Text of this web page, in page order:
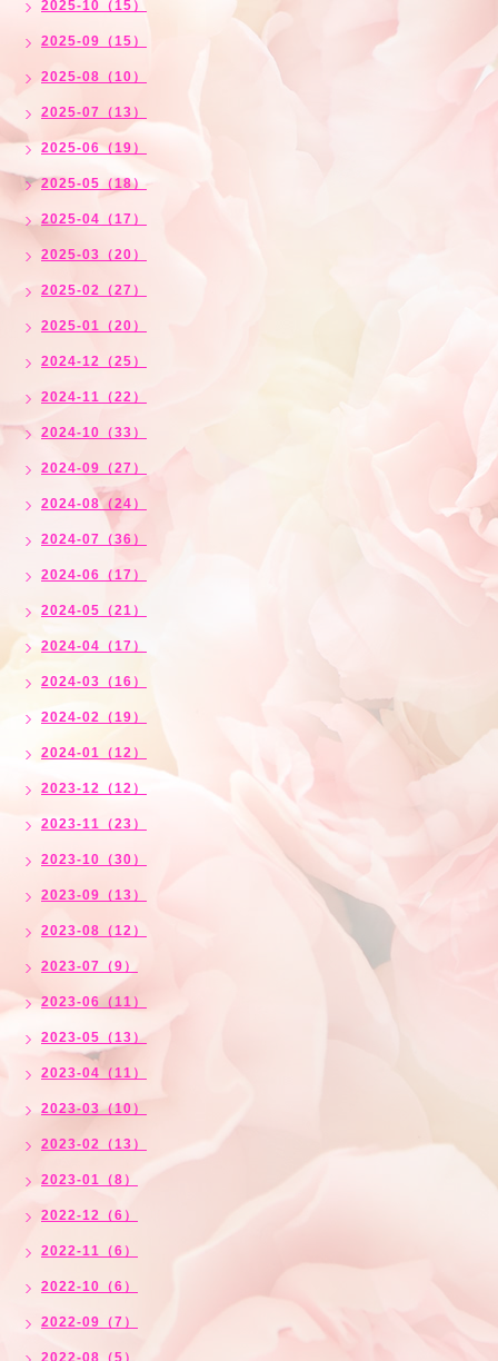
2025-10（15）
2025-09（15）
2025-08（10）
2025-07（13）
2025-06（19）
2025-05（18）
2025-04（17）
2025-03（20）
2025-02（27）
2025-01（20）
2024-12（25）
2024-11（22）
2024-10（33）
2024-09（27）
2024-08（24）
2024-07（36）
2024-06（17）
2024-05（21）
2024-04（17）
2024-03（16）
2024-02（19）
2024-01（12）
2023-12（12）
2023-11（23）
2023-10（30）
2023-09（13）
2023-08（12）
2023-07（9）
2023-06（11）
2023-05（13）
2023-04（11）
2023-03（10）
2023-02（13）
2023-01（8）
2022-12（6）
2022-11（6）
2022-10（6）
2022-09（7）
2022-08（5）